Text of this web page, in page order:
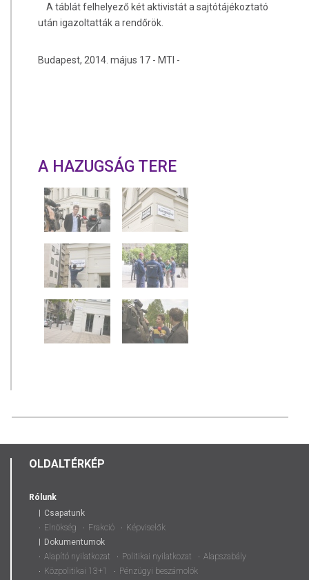
A táblát felhelyező két aktivistát a sajtótájékoztató
után igazoltatták a rendőrök.
Budapest, 2014. május 17 - MTI -
A HAZUGSÁG TERE
OLDALTÉRKÉP
Rólunk
Csapatunk
Elnökség
Frakció
Képviselők
Dokumentumok
Alapító nyilatkozat
Politikai nyilatkozat
Alapszabály
Közpolitikai 13+1
Pénzügyi beszámolók